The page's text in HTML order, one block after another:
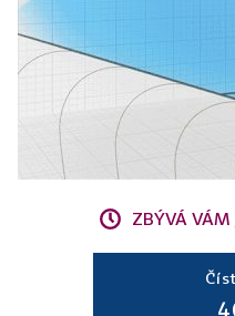
ZBÝVÁ VÁM